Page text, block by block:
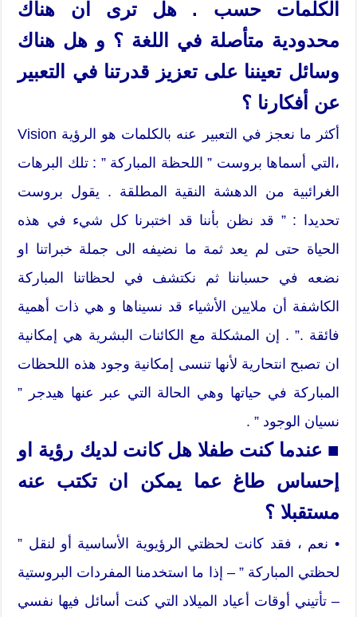
الكلمات حسب . هل ترى ان هناك
محدودية متأصلة في اللغة ؟ و هل هناك
وسائل تعيننا على تعزيز قدرتنا في التعبير
عن أفكارنا ؟
أكثر ما نعجز في التعبير عنه بالكلمات هو الرؤية Vision
،التي أسماها بروست ” اللحظة المباركة ” : تلك البرهات
الغرائبية من الدهشة النقية المطلقة . يقول بروست
تحديدا : ” قد نظن بأننا قد اختبرنا كل شيء في هذه
الحياة حتى لم يعد ثمة ما نضيفه الى جملة خبراتنا او
نضعه في حسباننا ثم نكتشف في لحظاتنا المباركة
الكاشفة أن ملايين الأشياء قد نسيناها و هي ذات أهمية
فائقة .” . إن المشكلة مع الكائنات البشرية هي إمكانية
ان تصبح انتحارية لأنها تنسى إمكانية وجود هذه اللحظات
المباركة في حياتها وهي الحالة التي عبر عنها هيدجر ”
نسيان الوجود ” .
■ عندما كنت طفلا هل كانت لديك رؤية او
إحساس طاغ عما يمكن ان تكتب عنه
مستقبلا ؟
• نعم ، فقد كانت لحظتي الرؤيوية الأساسية أو لنقل ”
لحظتي المباركة ” – إذا ما استخدمنا المفردات البروستية
– تأتيني أوقات أعياد الميلاد التي كنت أسائل فيها نفسي